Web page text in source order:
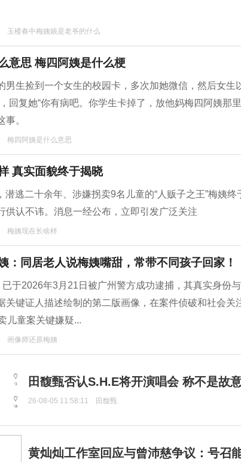
玉楼春中梅姨娘是老爷的什么
意思 梅四阿姨是什么梗
男生捡到一个女生的校园卡，多次加她微信，然后女生
回复她“你有病吧。你学生卡掉了，放他妈梅四阿姨那
事。
梅四阿姨是什么意思
真实面貌终于揭晓
潜逃二十余年、涉嫌拐卖9名儿童的“人贩子之王”梅姨
供认不讳。消息一经公布，立即引发广泛关注
梅姨现在长啥样
：同居老人说梅姨嘴甜，常带不同孩子回家！
已于2026年3月21日被广州警方成功逮捕，其真实身份
关键证人描述绘制的第二版画像，在案件侦破和社会关
儿童案关键嫌疑...
画像师还原梅姨
田馥甄否认S.H.E将开演唱会 称不是故
26-08-05 11:58:11 田馥甄
黄灿灿工作室回应与曾沛慈争议：号召